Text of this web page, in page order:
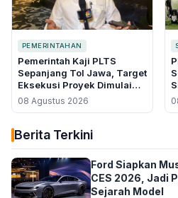
PEMERINTAHAN
Pemerintah Kaji PLTS
Sepanjang Tol Jawa, Target
Eksekusi Proyek Dimulai
2027
08 Agustus 2026
Berita Terkini
Ford Siapkan
CES 2026, Jadi
Sejarah Model